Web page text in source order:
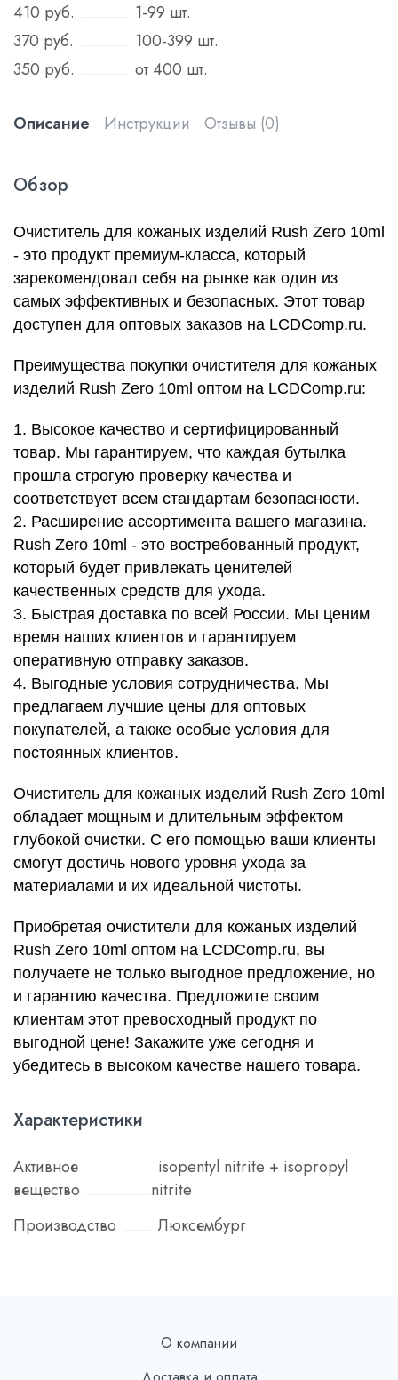
410 руб.
1-99 шт.
370 руб.
100-399 шт.
350 руб. от 400 шт.
Описание Инструкции Отзывы (0)
Обзор
Очиститель для кожаных изделий Rush Zero 10ml
- это продукт премиум-класса, который
зарекомендовал себя на рынке как один из
самых эффективных и безопасных. Этот товар
доступен для оптовых заказов на LCDComp.ru.
Преимущества покупки очистителя для кожаных
изделий Rush Zero 10ml оптом на LCDComp.ru:
1. Высокое качество и сертифицированный
товар. Мы гарантируем, что каждая бутылка
прошла строгую проверку качества и
соответствует всем стандартам безопасности.
2. Расширение ассортимента вашего магазина.
Rush Zero 10ml - это востребованный продукт,
который будет привлекать ценителей
качественных средств для ухода.
3. Быстрая доставка по всей России. Мы ценим
время наших клиентов и гарантируем
оперативную отправку заказов.
4. Выгодные условия сотрудничества. Мы
предлагаем лучшие цены для оптовых
покупателей, а также особые условия для
постоянных клиентов.
Очиститель для кожаных изделий Rush Zero 10ml
обладает мощным и длительным эффектом
глубокой очистки. С его помощью ваши клиенты
смогут достичь нового уровня ухода за
материалами и их идеальной чистоты.
Приобретая очистители для кожаных изделий
Rush Zero 10ml оптом на LCDComp.ru, вы
получаете не только выгодное предложение, но
и гарантию качества. Предложите своим
клиентам этот превосходный продукт по
выгодной цене! Закажите уже сегодня и
убедитесь в высоком качестве нашего товара.
Характеристики
Активное
вещество
isopentyl nitrite + isopropyl
nitrite
Производство
Люксембург
О компании